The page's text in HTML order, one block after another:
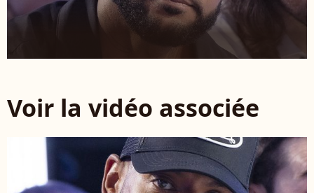
Voir la vidéo associée